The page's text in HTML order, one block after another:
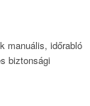
manuális, időrabló
biztonsági